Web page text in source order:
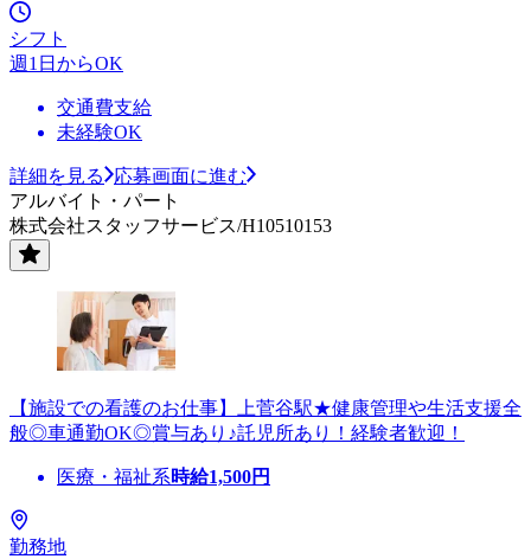
シフト
週1日からOK
交通費支給
未経験OK
詳細を見る
応募画面に進む
アルバイト・パート
株式会社スタッフサービス/H10510153
【施設での看護のお仕事】上菅谷駅★健康管理や生活支援全
般◎車通勤OK◎賞与あり♪託児所あり！経験者歓迎！
医療・福祉系時給1,500円
勤務地